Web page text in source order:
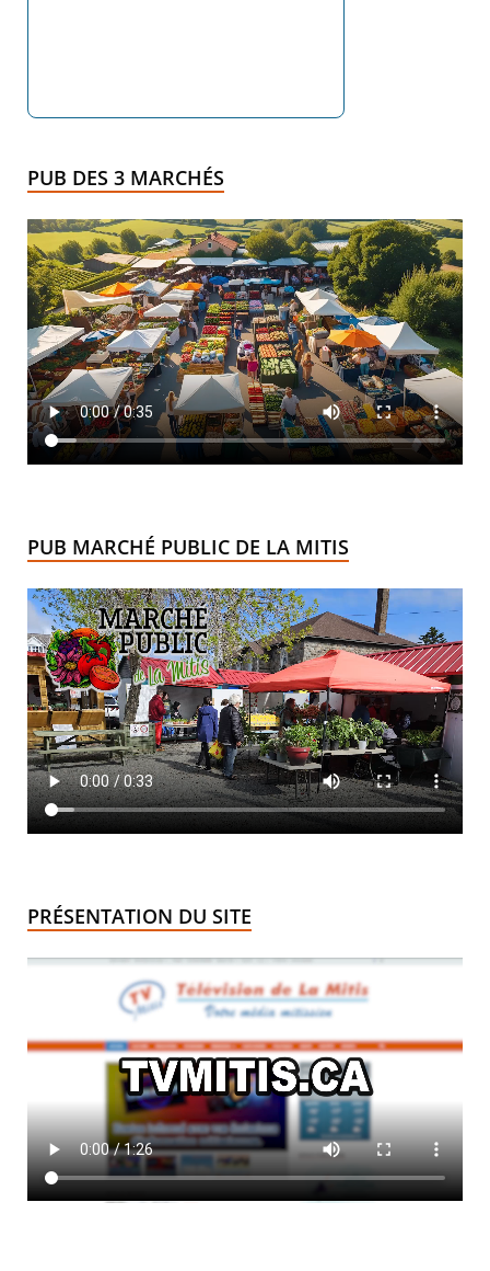
PUB DES 3 MARCHÉS
PUB MARCHÉ PUBLIC DE LA MITIS
PRÉSENTATION DU SITE